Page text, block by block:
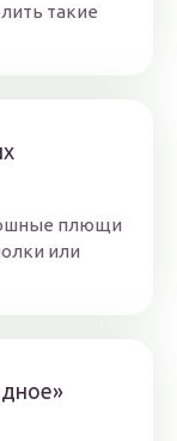
такие
плющи
или